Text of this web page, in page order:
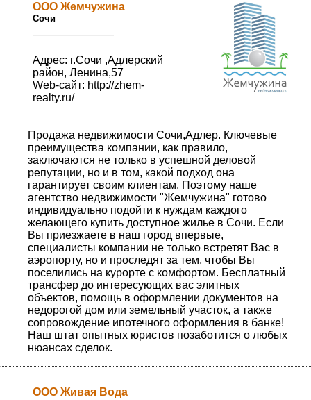
ООО Жемчужина
Сочи
Адрес: г.Сочи ,Адлерский
район, Ленина,57
Web-сайт: http://zhem-
realty.ru/
Продажа недвижимости Сочи,Адлер. Ключевые
преимущества компании, как правило,
заключаются не только в успешной деловой
репутации, но и в том, какой подход она
гарантирует своим клиентам. Поэтому наше
агентство недвижимости "Жемчужина" готово
индивидуально подойти к нуждам каждого
желающего купить доступное жилье в Сочи. Если
Вы приезжаете в наш город впервые,
специалисты компании не только встретят Вас в
аэропорту, но и проследят за тем, чтобы Вы
поселились на курорте с комфортом. Бесплатный
трансфер до интересующих вас элитных
объектов, помощь в оформлении документов на
недорогой дом или земельный участок, а также
сопровождение ипотечного оформления в банке!
Наш штат опытных юристов позаботится о любых
нюансах сделок.
ООО Живая Вода